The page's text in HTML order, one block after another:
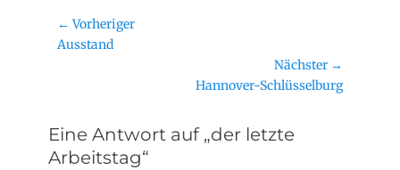
Beitragsnavigation
← Vorheriger
Vorheriger
Ausstand
Nächster →
Hannover-Schlüsselburg
Eine Antwort auf „der letzte
Arbeitstag“